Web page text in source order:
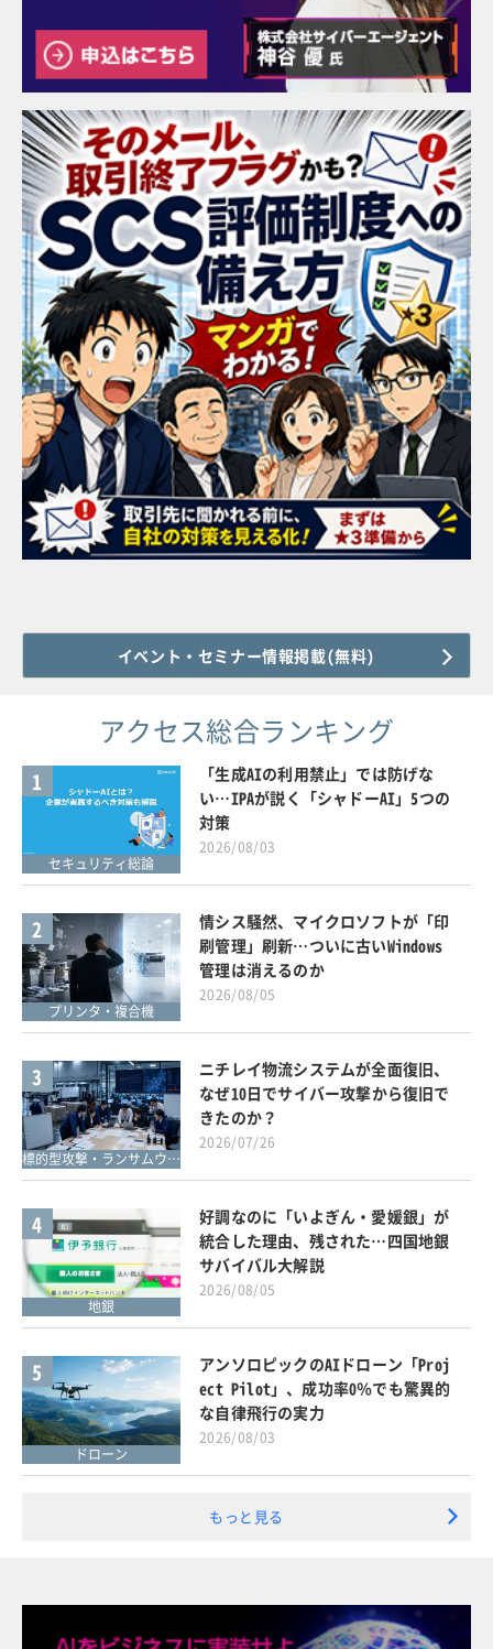
イベント・セミナー情報掲載(無料)
アクセス総合ランキング
1
セキュリティ総論
「生成AIの利用禁止」では防げな
い…IPAが説く「シャドーAI」5つの
対策
2026/08/03
2
プリンタ・複合機
情シス騒然、マイクロソフトが「印
刷管理」刷新…ついに古いWindows
管理は消えるのか
2026/08/05
3
標的型攻撃・ランサムウェア対策
ニチレイ物流システムが全面復旧、
なぜ10日でサイバー攻撃から復旧で
きたのか？
2026/07/26
4
地銀
好調なのに「いよぎん・愛媛銀」が
統合した理由、残された…四国地銀
サバイバル大解説
2026/08/05
5
ドローン
アンソロピックのAIドローン「Proj
ect Pilot」、成功率0％でも驚異的
な自律飛行の実力
2026/08/03
もっと見る